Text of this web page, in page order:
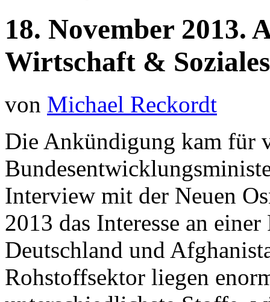
18. November 2013.
Wirtschaft &
von Michael Reckordt
Die Ankündigung kam für
Interview mit der Neuen
2013 das Interesse an
Deutschland und
Rohstoffsektor liegen